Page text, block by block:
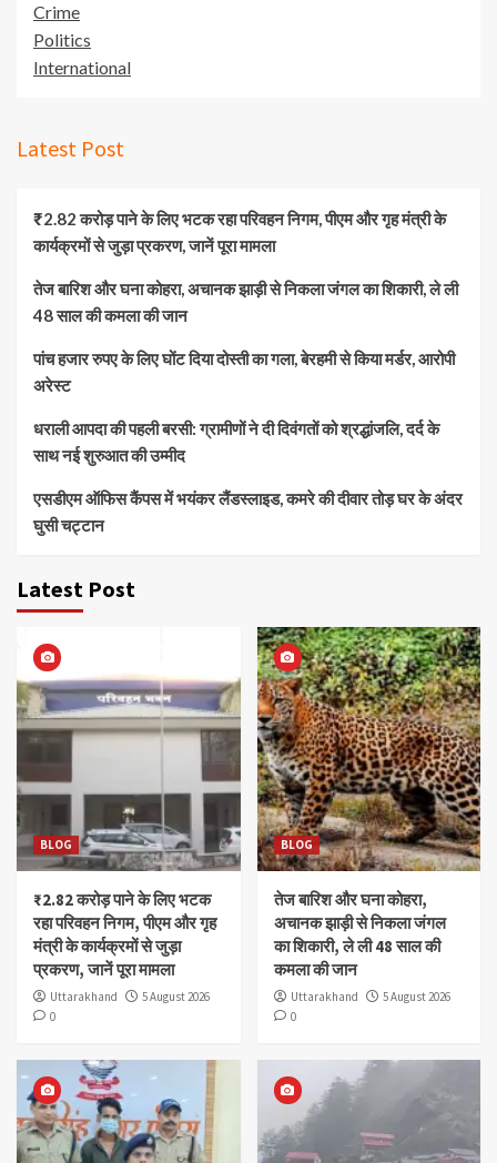
Crime
Politics
International
Latest Post
₹2.82 करोड़ पाने के लिए भटक रहा परिवहन निगम, पीएम और गृह मंत्री के
कार्यक्रमों से जुड़ा प्रकरण, जानें पूरा मामला
तेज बारिश और घना कोहरा, अचानक झाड़ी से निकला जंगल का शिकारी, ले ली
48 साल की कमला की जान
पांच हजार रुपए के लिए घोंट दिया दोस्ती का गला, बेरहमी से किया मर्डर, आरोपी
अरेस्ट
धराली आपदा की पहली बरसी: ग्रामीणों ने दी दिवंगतों को श्रद्धांजलि, दर्द के
साथ नई शुरुआत की उम्मीद
एसडीएम ऑफिस कैंपस में भयंकर लैंडस्लाइड, कमरे की दीवार तोड़ घर के अंदर
घुसी चट्टान
Latest Post
BLOG
₹2.82 करोड़ पाने के लिए भटक
रहा परिवहन निगम, पीएम और गृह
मंत्री के कार्यक्रमों से जुड़ा
प्रकरण, जानें पूरा मामला
Uttarakhand
5 August 2026
0
BLOG
तेज बारिश और घना कोहरा,
अचानक झाड़ी से निकला जंगल
का शिकारी, ले ली 48 साल की
कमला की जान
Uttarakhand
5 August 2026
0